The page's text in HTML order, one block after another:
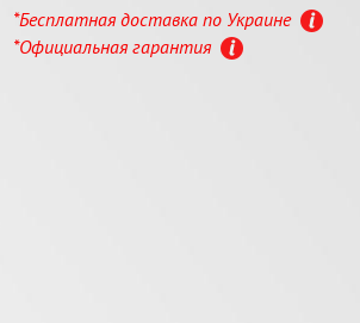
*Бесплатная доставка по Украине
*Официальная гарантия